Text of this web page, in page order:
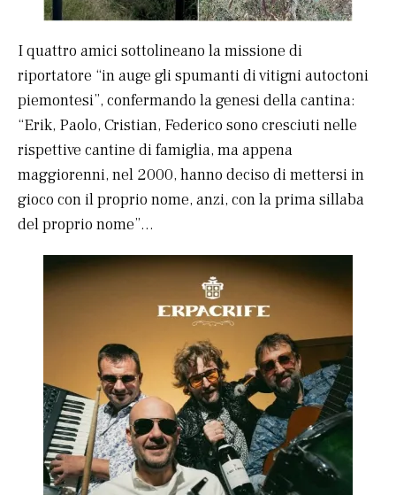
I quattro amici sottolineano la missione di
riportatore “in auge gli spumanti di vitigni autoctoni
piemontesi”, confermando la genesi della cantina:
“Erik, Paolo, Cristian, Federico sono cresciuti nelle
rispettive cantine di famiglia, ma appena
maggiorenni, nel 2000, hanno deciso di mettersi in
gioco con il proprio nome, anzi, con la prima sillaba
del proprio nome”…